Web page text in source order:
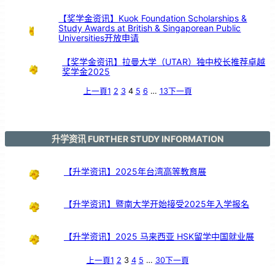
【奖学金资讯】Kuok Foundation Scholarships &
Study Awards at British & Singaporean Public
Universities开放申请
【奖学金资讯】拉曼大学（UTAR）独中校长推荐卓越
奖学金2025
上一頁1 2 3 4 5 6 … 13下一頁
升学资讯 FURTHER STUDY INFORMATION
【升学资讯】2025年台湾高等教育展
【升学资讯】暨南大学开始接受2025年入学报名
【升学资讯】2025 马来西亚 HSK留学中国就业展
上一頁1 2 3 4 5 … 30下一頁